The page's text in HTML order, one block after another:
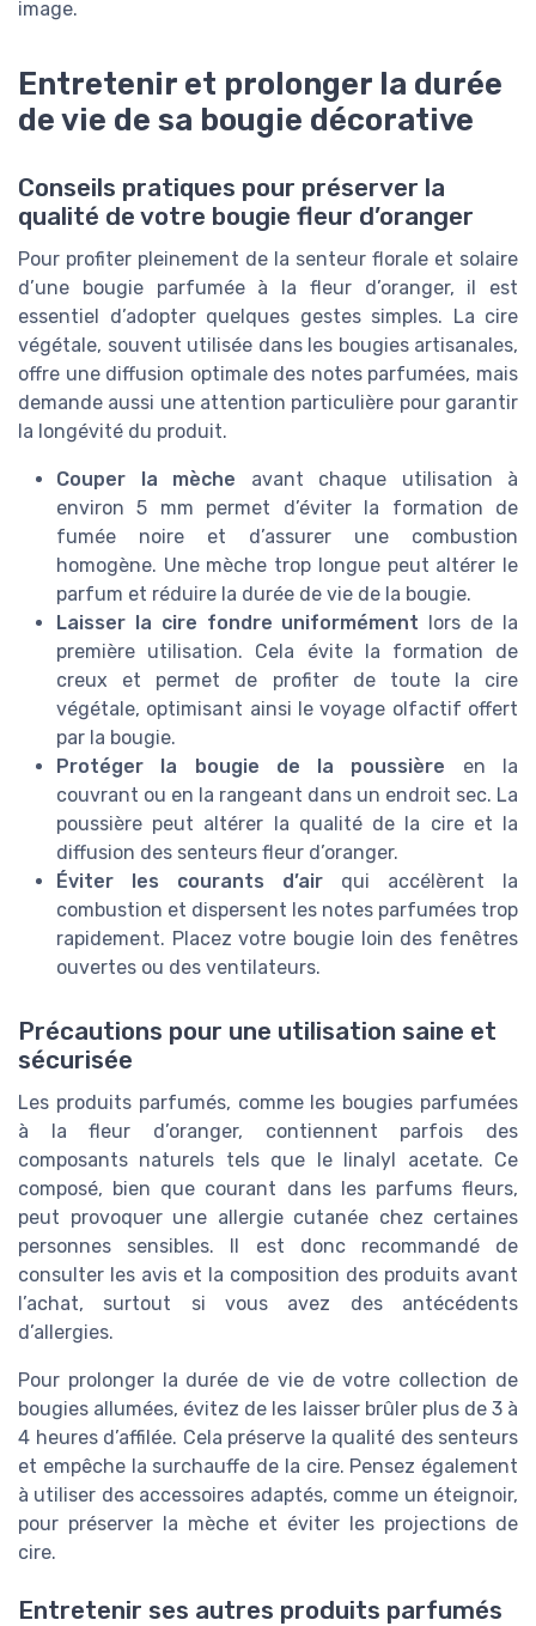
image.
Entretenir et prolonger la durée
de vie de sa bougie décorative
Conseils pratiques pour préserver la
qualité de votre bougie fleur d’oranger
Pour profiter pleinement de la senteur florale et solaire
d’une bougie parfumée à la fleur d’oranger, il est
essentiel d’adopter quelques gestes simples. La cire
végétale, souvent utilisée dans les bougies artisanales,
offre une diffusion optimale des notes parfumées, mais
demande aussi une attention particulière pour garantir
la longévité du produit.
Couper la mèche avant chaque utilisation à
environ 5 mm permet d’éviter la formation de
fumée noire et d’assurer une combustion
homogène. Une mèche trop longue peut altérer le
parfum et réduire la durée de vie de la bougie.
Laisser la cire fondre uniformément lors de la
première utilisation. Cela évite la formation de
creux et permet de profiter de toute la cire
végétale, optimisant ainsi le voyage olfactif offert
par la bougie.
Protéger la bougie de la poussière en la
couvrant ou en la rangeant dans un endroit sec. La
poussière peut altérer la qualité de la cire et la
diffusion des senteurs fleur d’oranger.
Éviter les courants d’air qui accélèrent la
combustion et dispersent les notes parfumées trop
rapidement. Placez votre bougie loin des fenêtres
ouvertes ou des ventilateurs.
Précautions pour une utilisation saine et
sécurisée
Les produits parfumés, comme les bougies parfumées
à la fleur d’oranger, contiennent parfois des
composants naturels tels que le linalyl acetate. Ce
composé, bien que courant dans les parfums fleurs,
peut provoquer une allergie cutanée chez certaines
personnes sensibles. Il est donc recommandé de
consulter les avis et la composition des produits avant
l’achat, surtout si vous avez des antécédents
d’allergies.
Pour prolonger la durée de vie de votre collection de
bougies allumées, évitez de les laisser brûler plus de 3 à
4 heures d’affilée. Cela préserve la qualité des senteurs
et empêche la surchauffe de la cire. Pensez également
à utiliser des accessoires adaptés, comme un éteignoir,
pour préserver la mèche et éviter les projections de
cire.
Entretenir ses autres produits parfumés